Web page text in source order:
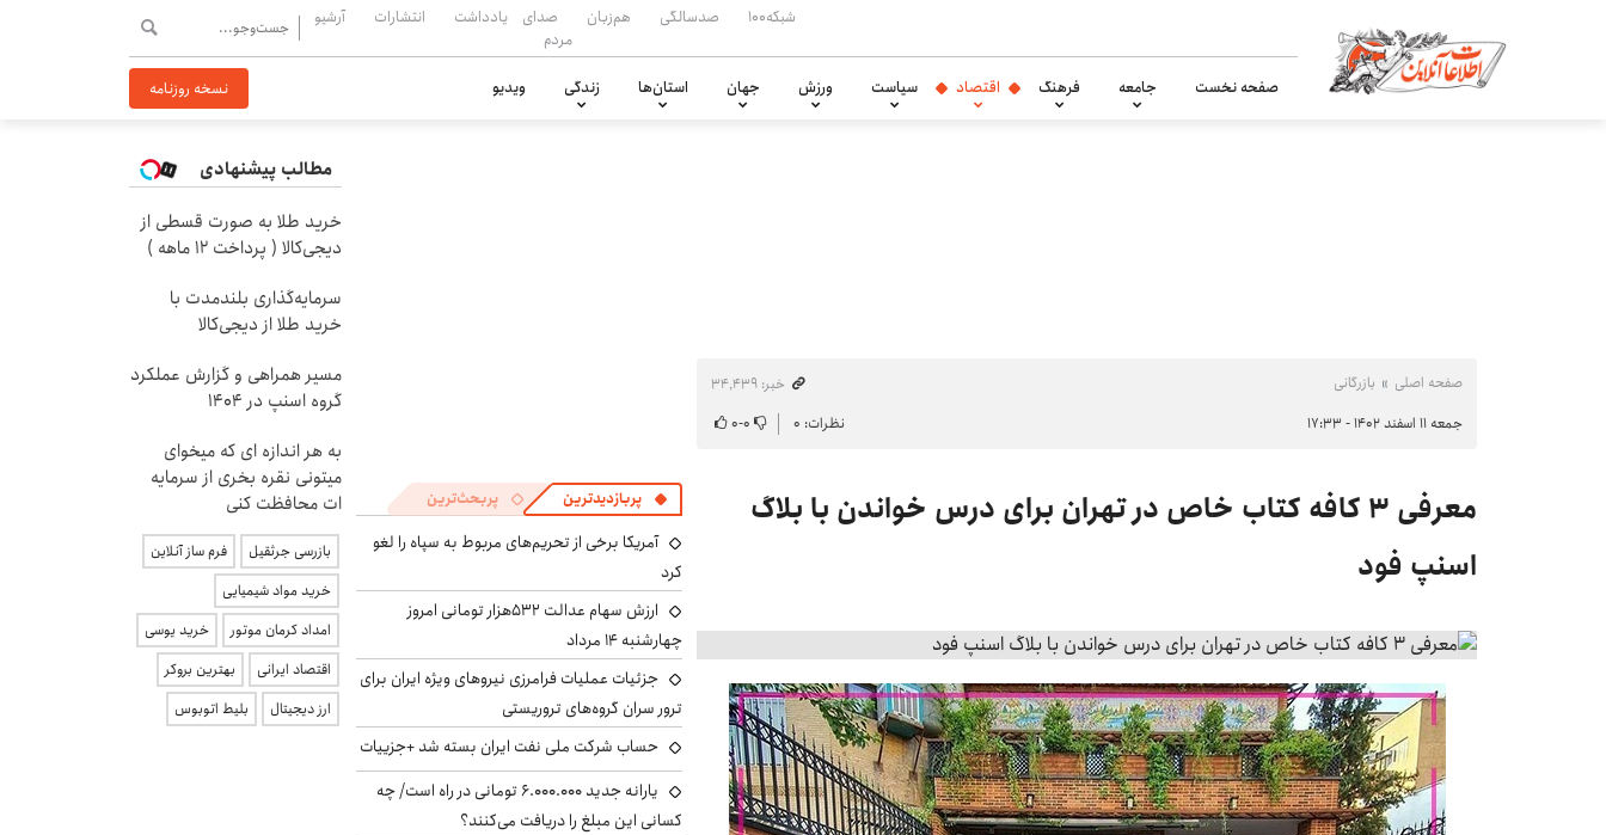
شبکه۱۰۰ صدسالگی هم‌زبان
صدای
مردم
یادداشت انتشارات آرشیو
صفحه نخست جامعه فرهنگ اقتصاد سیاست ورزش جهان استان‌ها زندگی ویدیو نسخه روزنامه
صفحه اصلی بازرگانی
خبر: ۳۴٬۴۳۹
جمعه ۱۱ اسفند ۱۴۰۲ - ۱۷:۳۳
نظرات: ۰ ۰-۰
معرفی ۳ کافه کتاب خاص در تهران برای درس خواندن با بلاگ
اسنپ فود
پربازدیدترین پربحث‌ترین
آمریکا برخی از تحریم‌های مربوط به سپاه را لغو
کرد
ارزش سهام عدالت ۵۳۲هزار تومانی امروز
چهارشنبه ۱۴ مرداد
جزئیات عملیات فرامرزی نیروهای ویژه ایران برای
ترور سران گروه‌های تروریستی
حساب‌ شرکت ملی نفت ایران بسته شد +جزییات
یارانه جدید ۶.۰۰۰.۰۰۰ تومانی در راه است/ چه
کسانی این مبلغ را دریافت می‌کنند؟
مطالب پیشنهادی
خرید طلا به صورت قسطی از
دیجی‌کالا ( پرداخت 12 ماهه )
سرمایه‌گذاری بلندمدت با
خرید طلا از دیجی‌کالا
مسیر همراهی و گزارش عملکرد
گروه اسنپ در ۱۴۰۴
به هر اندازه ای که میخوای
میتونی نقره بخری از سرمایه
ات محافظت کنی
بازرسی جرثقیل
فرم ساز آنلاین
خرید مواد شیمیایی
امداد کرمان موتور
خرید یوسی
اقتصاد ایرانی
بهترین بروکر
ارز دیجیتال
بلیط اتوبوس